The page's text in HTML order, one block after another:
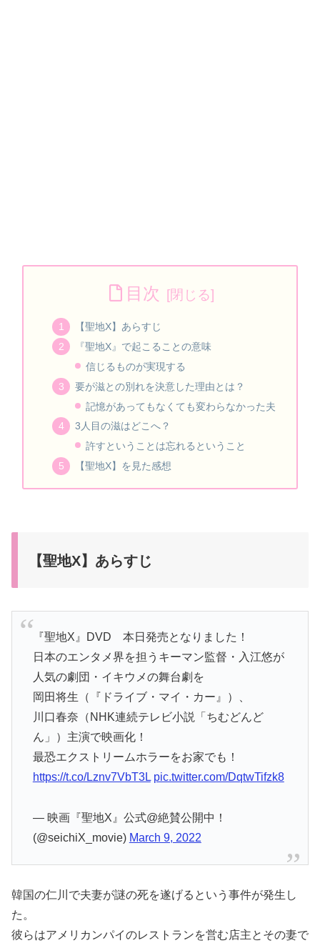
目次
【聖地X】あらすじ
『聖地X』で起こることの意味
信じるものが実現する
要が滋との別れを決意した理由とは？
記憶があってもなくても変わらなかった夫
3人目の滋はどこへ？
許すということは忘れるということ
【聖地X】を見た感想
【聖地X】あらすじ
『聖地X』DVD 本日発売となりました！
日本のエンタメ界を担うキーマン監督・入江悠が
人気の劇団・イキウメの舞台劇を
岡田将生（『ドライブ・マイ・カー』）、
川口春奈（NHK連続テレビ小説「ちむどんど
ん」）主演で映画化！
最恐エクストリームホラーをお家でも！
https://t.co/Lznv7VbT3L pic.twitter.com/DqtwTifzk8
— 映画『聖地X』公式@絶賛公開中！
(@seichiX_movie) March 9, 2022
韓国の仁川で夫妻が謎の死を遂げるという事件が発生し
た。
彼らはアメリカンパイのレストランを営む店主とその妻で